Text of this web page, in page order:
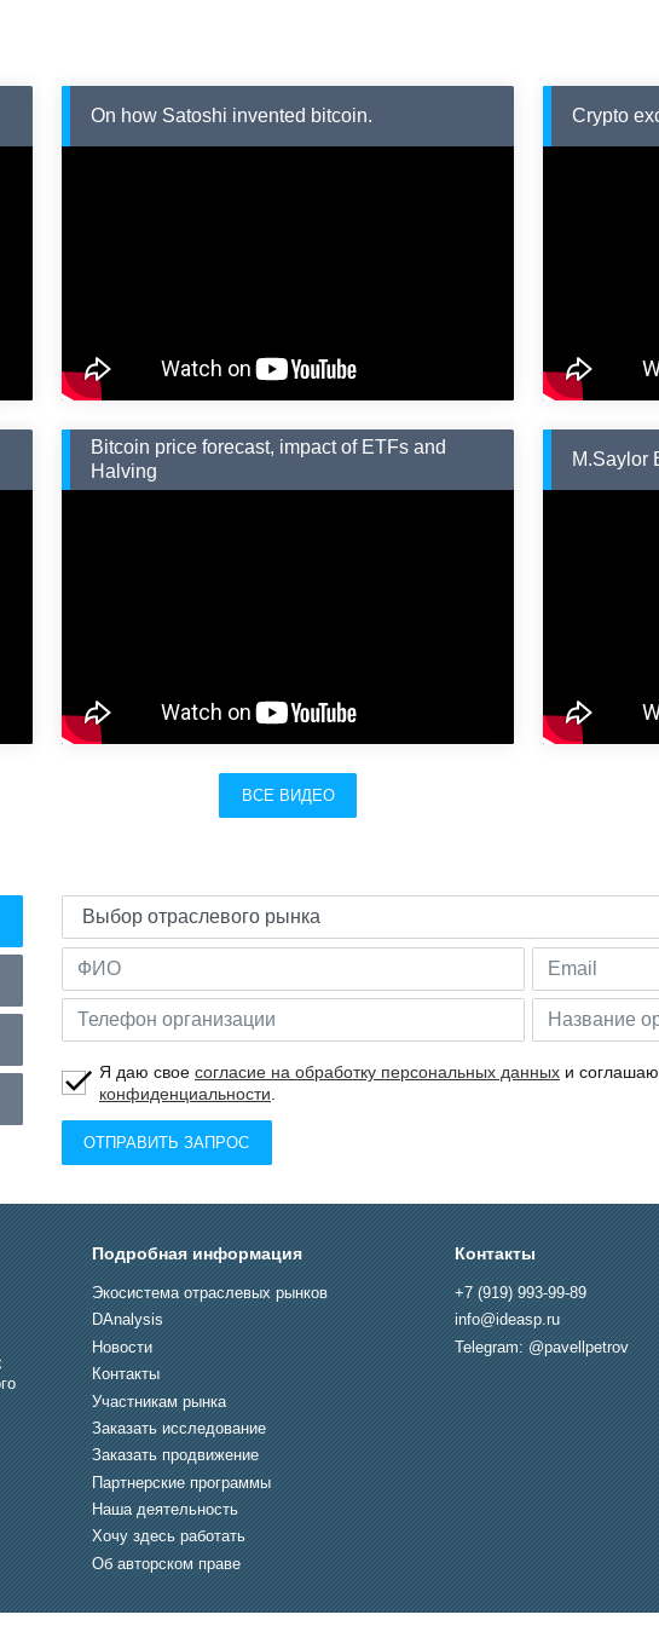
On how Satoshi invented bitcoin. Crypto
Bitcoin price forecast, impact of ETFs and
Halving
M.Saylor
ВСЕ ВИДЕО
Я даю свое согласие на обработку персональных данныхи
конфиденциальности
ОТПРАВИТЬ ЗАПРОС
Подробная информация
Экосистема отраслевых рынков
DAnalysis
Новости
Контакты
Участникам рынка
Заказать исследование
Заказать продвижение
Партнерские программы
Наша деятельность
Хочу здесь работать
Об авторском праве
Контакты
+7 (919) 993-99-89
info@ideasp.ru
Telegram: @pavellpetrov